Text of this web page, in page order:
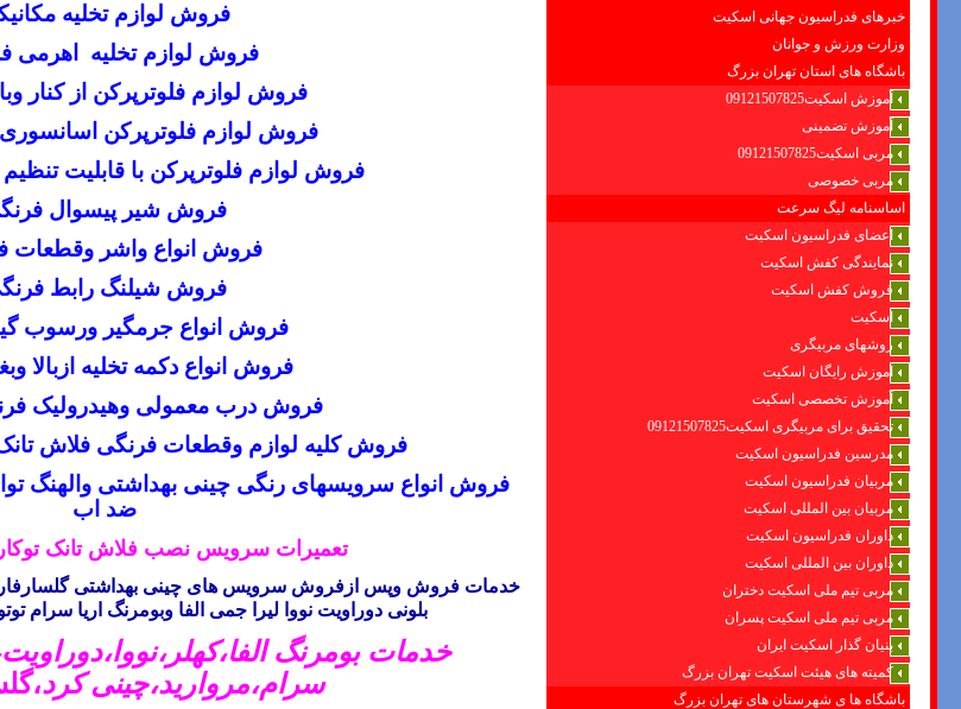
خبرهای فدراسیون جهانی اسکیت
وزارت ورزش و جوانان
باشگاه های استان تهران بزرگ
آموزش اسکیت09121507825
آموزش تضمینی
مربی اسکیت09121507825
مربی خصوصی
اساسنامه لیگ سرعت
اعضای فدراسیون اسکیت
نمایندگی کفش اسکیت
فروش کفش اسکیت
اسکیت
روشهای مربیگری
اموزش رایگان اسکیت
آموزش تخصصی اسکیت
تحقیق برای مربیگری اسکیت09121507825
مدرسین فدراسیون اسکیت
مربیان فدراسیون اسکیت
مربیان بین المللی اسکیت
داوران فدراسیون اسکیت
داوران بین المللی اسکیت
مربی تیم ملی اسکیت دختران
مربی تیم ملی اسکیت پسران
بنیان گذار اسکیت ایران
کمیته های هیئت اسکیت تهران بزرگ
باشگاه ها ی شهرستان های تهران بزرگ
فروش لوازم تخلیه
فروش لوازم تخلیه اهرمی
فروش لوازم فلوترپرکن از کنار
فروش لوازم فلوترپرکن اسانسوری
فروش لوازم فلوترپرکن با قابلیت
فروش شیر پیسوال
فروش انواع واشر وقطعات
فروش شیلنگ رابط
فروش انواع جرمگیر ورسوب
فروش انواع دکمه تخلیه ازبالا
فروش درب معمولی وهیدرولیک
فروش کلیه لوازم وقطعات فرنگی فلاش تانک
فروش انواع سرویسهای رنگی چینی بهداشتی والهنگ
ضد اب
تعمیرات سرویس نصب فلاش تانک
خدمات فروش وپس ازفروش سرویس های چینی بهداشتی
بلونی دوراویت نووا لیرا جمی الفا وبومرنگ اریا سرام
خدمات بومرنگ الفا،کهلر،نووا،دوراویت
سرام،مروارید،چینی کرد،